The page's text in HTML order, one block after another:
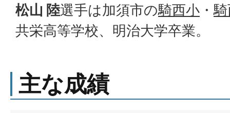
松山 陸選手は加須市の騎西小 ・
共栄高等学校、明治大学卒業。
主な成績